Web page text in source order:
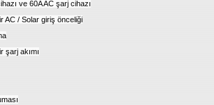
ve 60A AC şarj cihazı
AC / Solar giriş önceliği
şarj akımı